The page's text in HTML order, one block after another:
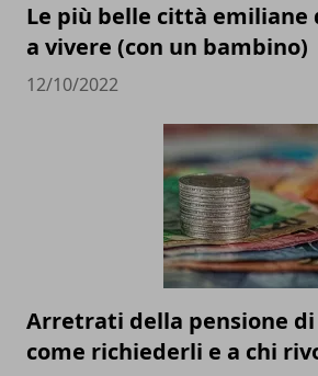
Le più belle città emiliane
a vivere (con un bambino)
12/10/2022
Arretrati della pensione
come richiederli e a chi